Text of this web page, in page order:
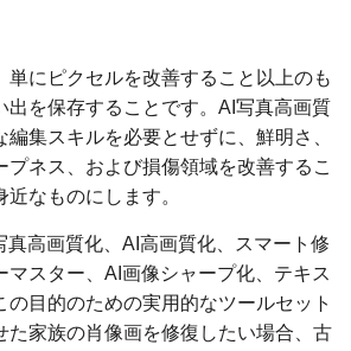
単にピクセルを改善すること以上のも
出を保存することです。AI写真高画質
集スキルを必要とせずに、鮮明さ、
プネス、および損傷領域を改善するこ
なものにします。
真高画質化、AI高画質化、スマート修
マスター、AI画像シャープ化、テキス
の目的のための実用的なツールセット
た家族の肖像画を修復したい場合、古